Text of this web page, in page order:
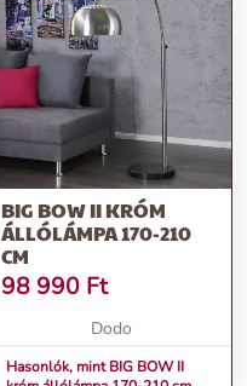
BIG BOW II KRÓM
ÁLLÓLÁMPA 170-210
CM
98 990 Ft
Dodo
Hasonlók, mint BIG BOW II